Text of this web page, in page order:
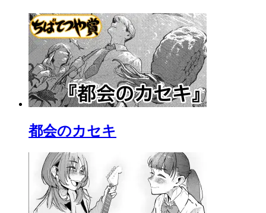
都会のカセキ